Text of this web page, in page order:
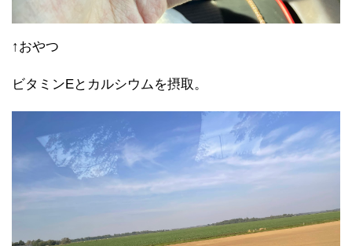
↑おやつ
ビタミンEとカルシウムを摂取。